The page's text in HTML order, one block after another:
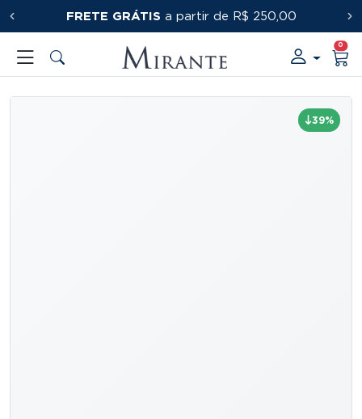
PRIMEIRACOMPRA
FRETE GRÁTIS a partir de R$ 250,00
0
39%